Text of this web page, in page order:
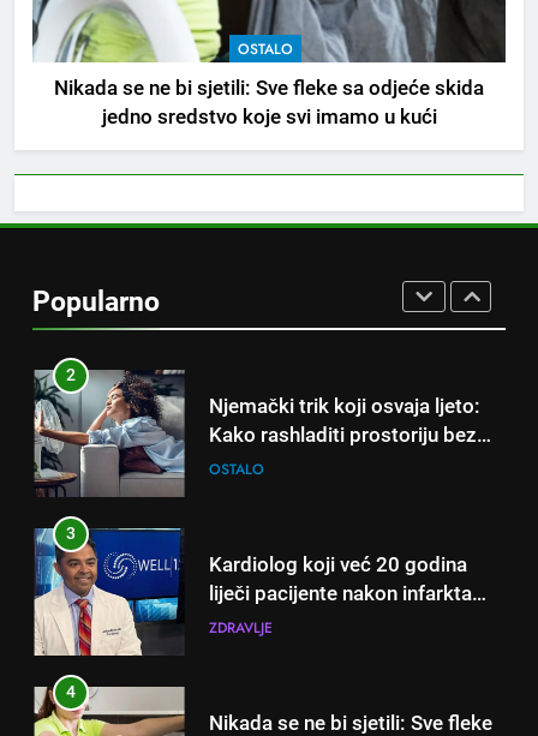
OSTALO
Nikada se ne bi sjetili: Sve fleke sa odjeće skida
jedno sredstvo koje svi imamo u kući
Popularno
8
Piće od smreke – prirodni
napitak koji se često spominje
kod šećerne bolesti
OSTALO
1
čak će se i “suhi štap”
ukorijeniti! Stari vrtlarski trik koji
iskusni baštovani čuvaju
2
Njemački trik koji osvaja ljeto:
Kako rashladiti prostoriju bez
klime i velikih računa za struju!
OSTALO
3
Kardiolog koji već 20 godina
liječi pacijente nakon infarkta
otkrio: Ove 4 jutarnje navike
dana!
ZDRAVLJE
4
Nikada se ne bi sjetili: Sve fleke